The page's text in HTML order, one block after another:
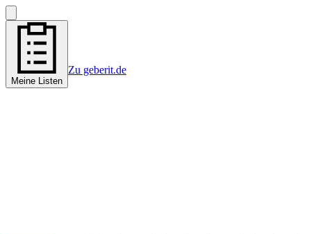
Meine Listen
Zu geberit.de